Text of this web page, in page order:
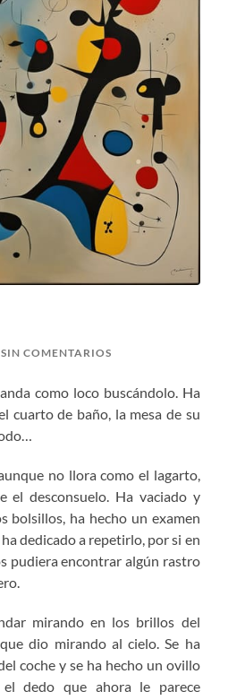
SIN COMENTARIOS
como loco buscándolo. Ha
cuarto de baño, la mesa de su
no llora como el lagarto,
el desconsuelo. Ha vaciado y
bolsillos, ha hecho un examen
dedicado a repetirlo, por si en
pudiera encontrar algún rastro
mirando en los brillos del
dio mirando al cielo. Se ha
coche y se ha hecho un ovillo
el dedo que ahora le parece